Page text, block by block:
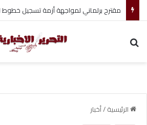
تأمين الأطباء البيطريين: خطوة لحماية
الرئيسية/أخبار